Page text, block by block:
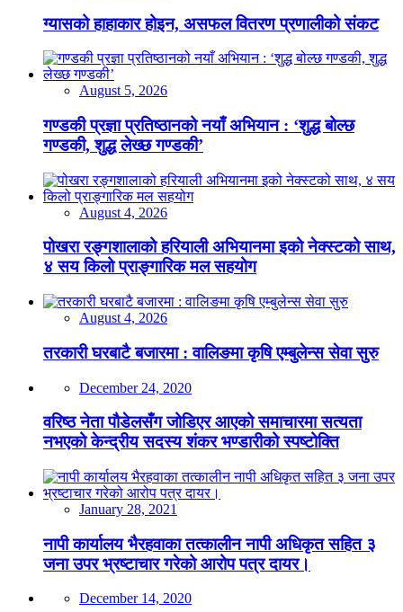
ग्यासको हाहाकार होइन, असफल वितरण प्रणालीको संकट
August 5, 2026
गण्डकी प्रज्ञा प्रतिष्ठानको नयाँ अभियान : ‘शुद्ध बोल्छ
गण्डकी, शुद्ध लेख्छ गण्डकी’
August 4, 2026
पोखरा रङ्गशालाको हरियाली अभियानमा इको नेक्स्टको साथ,
४ सय किलो प्राङ्गारिक मल सहयोग
August 4, 2026
तरकारी घरबाटै बजारमा : वालिङमा कृषि एम्बुलेन्स सेवा सुरु
December 24, 2020
वरिष्ठ नेता पौडेलसँग जोडिएर आएको समाचारमा सत्यता
नभएको केन्द्रीय सदस्य शंकर भण्डारीको स्पष्टोक्ति
January 28, 2021
नापी कार्यालय भैरहवाका तत्कालीन नापी अधिकृत सहित ३
जना उपर भ्रष्टाचार गरेको आरोप पत्र दायर।
December 14, 2020